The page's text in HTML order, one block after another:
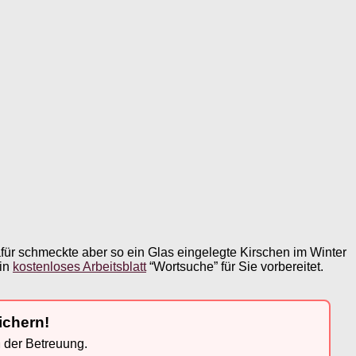
schmeckte aber so ein Glas eingelegte Kirschen im Winter
kostenloses Arbeitsblatt“Wortsuche” für Sie vorbereitet.
Betreuung.